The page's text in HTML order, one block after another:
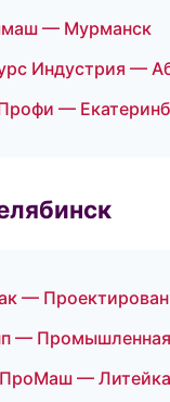
— Мурманск
Индустрия —
—
—
— Промышленная
— Литейка